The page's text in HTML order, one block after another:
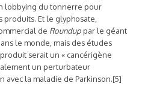
lobbying du tonnerre pour
Et le glyphosate,
de Rounduppar le géant
le monde, mais des études
serait un « cancérigène
un perturbateur
avec la maladie de Parkinson.[5]